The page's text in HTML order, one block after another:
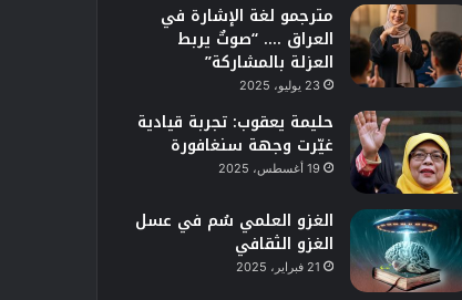
مترجمو لغة الإشارة في
العراق …. “صوتٌ يربط
العزلة بالمشاركة”
23 يوليو، 2025
حليمة يعقوب: تجربة قيادية
غيّرت وجهة سنغافورة
19 أغسطس، 2025
الغزو العلمي سُم في عسل
الغزو الثقافي
21 فبراير، 2025